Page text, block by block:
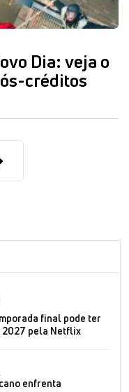
Dia: veja o
créditos
final pode ter
2027 pela Netflix
enfrenta